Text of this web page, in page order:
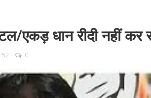
एकड़ धान रीदी नहीं कर
52 0